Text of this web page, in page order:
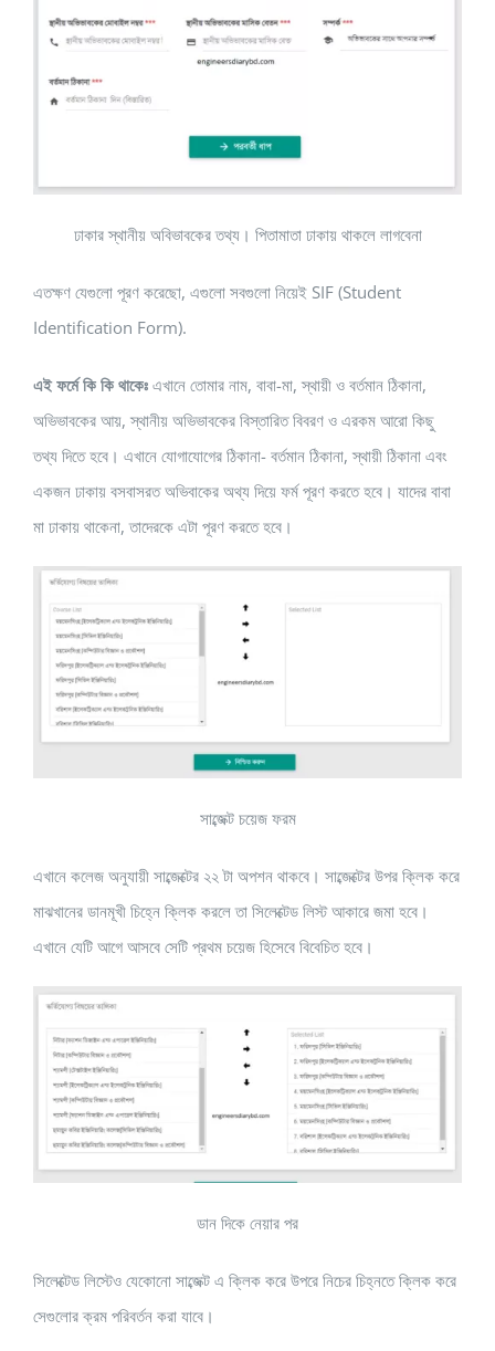
ঢাকার স্থানীয় অবিভাবকের তথ্য। পিতামাতা ঢাকায় থাকলে লাগবেনা
এতক্ষণ যেগুলো পূরণ করেছো, এগুলো সবগুলো নিয়েই SIF (Student
Identification Form).
এই ফর্মে কি কি থাকেঃ এখানে তোমার নাম, বাবা-মা, স্থায়ী ও বর্তমান ঠিকানা,
অভিভাবকের আয়, স্থানীয় অভিভাবকের বিস্তারিত বিবরণ ও এরকম আরো কিছু
তথ্য দিতে হবে। এখানে যোগাযোগের ঠিকানা- বর্তমান ঠিকানা, স্থায়ী ঠিকানা এবং
একজন ঢাকায় বসবাসরত অভিবাকের অথ্য দিয়ে ফর্ম পূরণ করতে হবে। যাদের বাবা
মা ঢাকায় থাকেনা, তাদেরকে এটা পূরণ করতে হবে।
সাব্জেক্ট চয়েজ ফরম
এখানে কলেজ অনুযায়ী সাব্জেক্টের ২২ টা অপশন থাকবে। সাব্জেক্টের উপর ক্লিক করে
মাঝখানের ডানমূখী চিহ্নে ক্লিক করলে তা সিলেক্টেড লিস্ট আকারে জমা হবে।
এখানে যেটি আগে আসবে সেটি প্রথম চয়েজ হিসেবে বিবেচিত হবে।
ডান দিকে নেয়ার পর
সিলেক্টেড লিস্টেও যেকোনো সাব্জেক্ট এ ক্লিক করে উপরে নিচের চিহ্নতে ক্লিক করে
সেগুলোর ক্রম পরিবর্তন করা যাবে।